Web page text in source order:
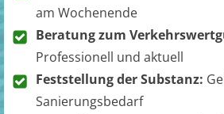
am Wochenende
Beratung zum
Professionell und aktuell
Feststellung der Substanz:
Sanierungsbedarf